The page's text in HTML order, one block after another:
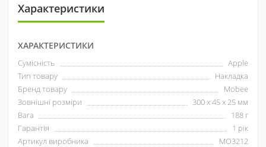
Характеристики
ХАРАКТЕРИСТИКИ
Сумісність
Apple
Тип товару
Накладка
Бренд товару
Mobee
Зовнішні розміри
300 х 45 х 25 мм
Вага
188 г
Гарантія
1 рік
Артикул виробника
MO3212